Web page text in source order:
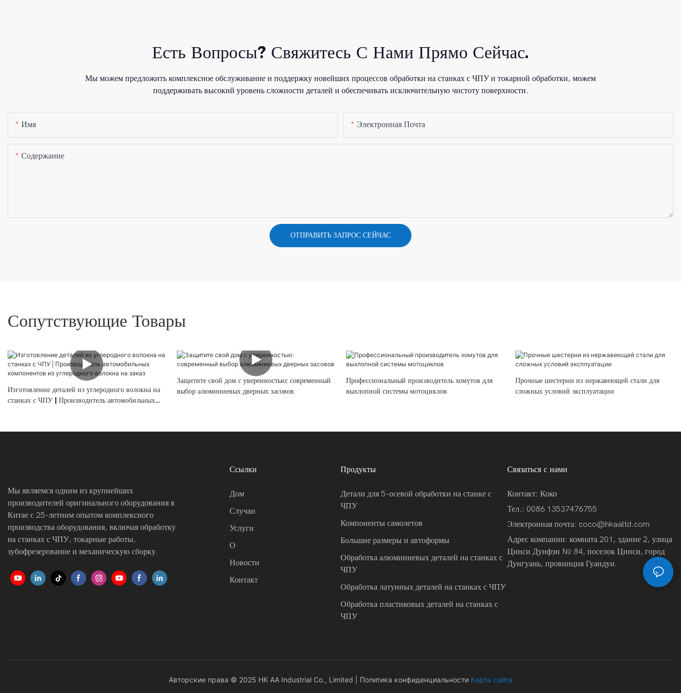
Есть Вопросы? Свяжитесь С Нами Прямо Сейчас.
Мы можем предложить комплексное обслуживание и поддержку новейших процессов обработки на станках с ЧПУ и токарной обработки, можем
поддерживать высокий уровень сложности деталей и обеспечивать исключительную чистоту поверхности.
Имя Электронная Почта
Содержание
ОТПРАВИТЬ ЗАПРОС СЕЙЧАС
Сопутствующие Товары
Изготовление деталей из углеродного волокна на
станках с ЧПУ | Производитель автомобильных
Защитите свой дом с уверенностью: современный
выбор алюминиевых дверных засовов
Профессиональный производитель хомутов для
выхлопной системы мотоциклов
Прочные шестерни из нержавеющей стали для
сложных условий эксплуатации
Мы являемся одним из крупнейших
производителей оригинального оборудования в
Китае с 25-летним опытом комплексного
производства оборудования, включая обработку
на станках с ЧПУ, токарные работы,
зубофрезерование и механическую сборку.
Ссылки
Дом
Случаи
Услуги
О
Новости
Контакт
Продукты
Детали для 5-осевой обработки на станке с
ЧПУ
Компоненты самолетов
Большие размеры и автоформы
Обработка алюминиевых деталей на станках с
ЧПУ
Обработка латунных деталей на станках с ЧПУ
Обработка пластиковых деталей на станках с
ЧПУ
Связаться с нами
Контакт: Коко
Тел.: 0086 13537476755
Электронная почта: coco@hkaaltd.com
Адрес компании: комната 201, здание 2, улица
Цинси Дунфэн № 84, поселок Цинси, город
Дунгуань, провинция Гуандун.
Авторские права © 2025 HK AA Industrial Co., Limited | Политика конфиденциальности Карта сайта